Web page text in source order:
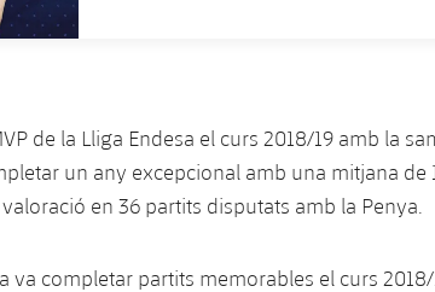
de la Lliga Endesa el curs 2018/19 amb la
un any excepcional amb una mitjana de
valoració en 36 partits disputats amb la Penya.
va completar partits memorables el curs